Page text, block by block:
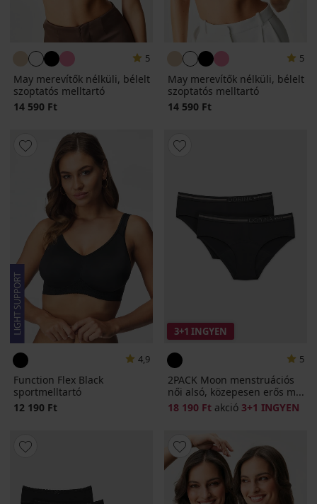
5
May merevítők nélküli, bélelt
szoptatós melltartó
14 590 Ft
5
May merevítők nélküli, bélelt
szoptatós melltartó
14 590 Ft
4,9
Function Flex Black
sportmelltartó
12 190 Ft
3+1 INGYEN
5
2PACK Moon menstruációs
női alsó, közepesen erős m...
18 190 Ft akció 3+1 INGYEN